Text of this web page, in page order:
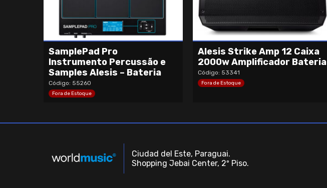
SamplePad Pro
Instrumento Percussão e
Samples Alesis – Bateria
Código: 55260
Fora de Estoque
Alesis Strike Amp 12 Caixa
2000w Amplificador Bateria
Código: 53341
Fora de Estoque
Ciudad del Este, Paraguai.
Shopping Jebai Center, 2º Piso.